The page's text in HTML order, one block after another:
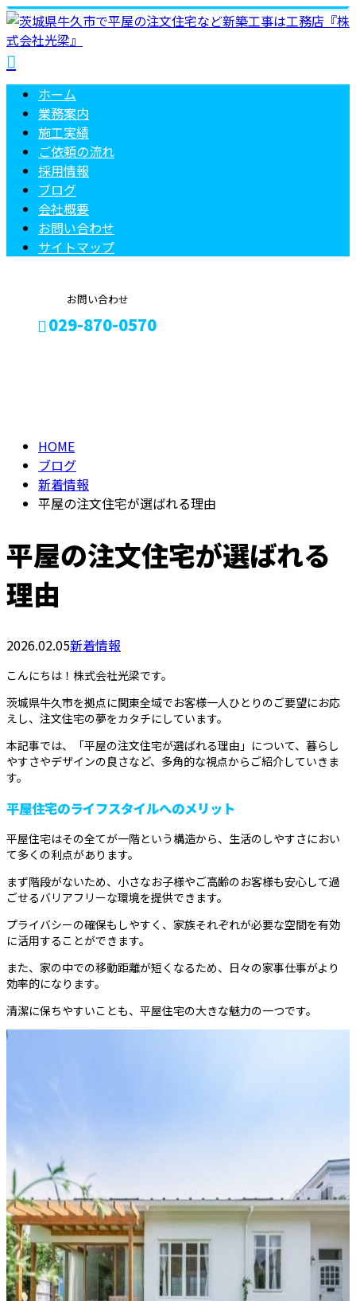
ホーム
業務案内
施工実績
ご依頼の流れ
採用情報
ブログ
会社概要
お問い合わせ
サイトマップ
お問い合わせ
029-870-0570
HOME
ブログ
新着情報
平屋の注文住宅が選ばれる理由
平屋の注文住宅が選ばれる
理由
2026.02.05新着情報
こんにちは！株式会社光梁です。
茨城県牛久市を拠点に関東全域でお客様一人ひとりのご要望にお応
えし、注文住宅の夢をカタチにしています。
本記事では、「平屋の注文住宅が選ばれる理由」について、暮らし
やすさやデザインの良さなど、多角的な視点からご紹介していきま
す。
平屋住宅のライフスタイルへのメリット
平屋住宅はその全てが一階という構造から、生活のしやすさにおい
て多くの利点があります。
まず階段がないため、小さなお子様やご高齢のお客様も安心して過
ごせるバリアフリーな環境を提供できます。
プライバシーの確保もしやすく、家族それぞれが必要な空間を有効
に活用することができます。
また、家の中での移動距離が短くなるため、日々の家事仕事がより
効率的になります。
清潔に保ちやすいことも、平屋住宅の大きな魅力の一つです。